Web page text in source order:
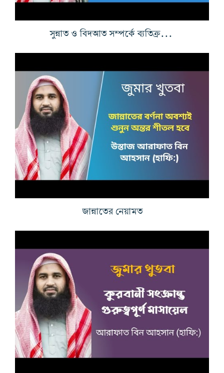
সুন্নাত ও বিদআত সম্পর্কে ব্যতিক্রমী আলোচনা
জান্নাতের নেয়ামত